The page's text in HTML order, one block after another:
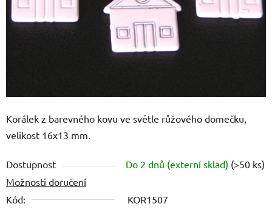
Korálek z barevného kovu ve světle růžového domečku,
velikost 16x13 mm.
Dostupnost Do 2 dnů (externí sklad) (>50 ks)
Možnosti doručení
Kód:
KOR1507